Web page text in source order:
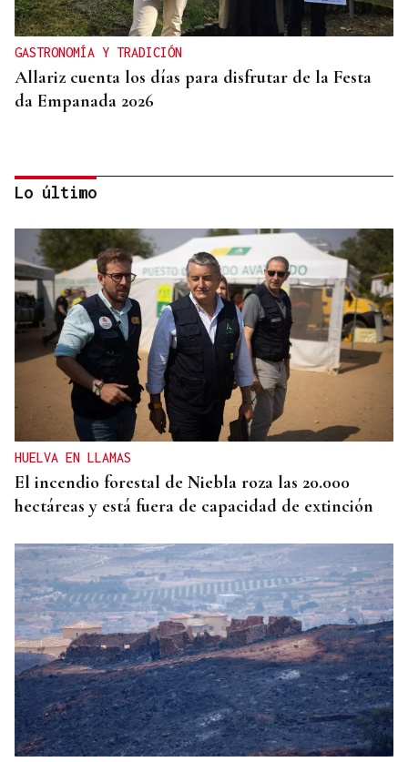
GASTRONOMÍA Y TRADICIÓN
Allariz cuenta los días para disfrutar de la Festa
da Empanada 2026
EXPOSICIÓN FOTOGRÁFICA
Do lápiz á cámara, Ourense cen anos despois
Lo último
HUELVA EN LLAMAS
El incendio forestal de Niebla roza las 20.000
hectáreas y está fuera de capacidad de extinción